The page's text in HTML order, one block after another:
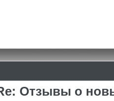
Отзывы о